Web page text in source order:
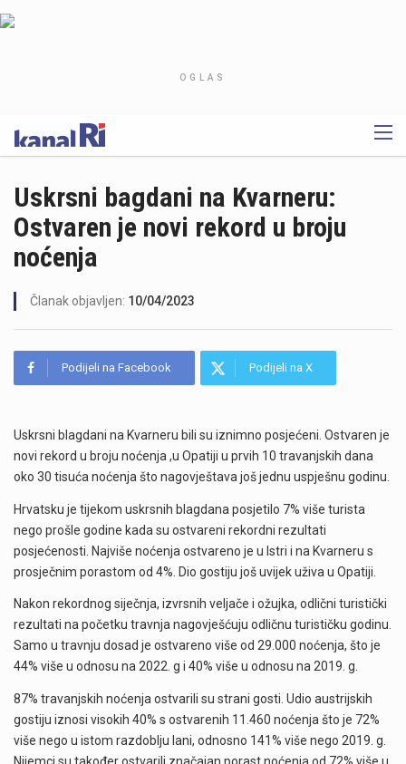
OGLAS
Uskrsni bagdani na Kvarneru:
Ostvaren je novi rekord u broju
noćenja
Članak objavljen: 10/04/2023
Podijeli na Facebook Podijeli na X
Uskrsni blagdani na Kvarneru bili su iznimno posjećeni. Ostvaren je
novi rekord u broju noćenja ,u Opatiji u prvih 10 travanjskih dana
oko 30 tisuća noćenja što nagovještava još jednu uspješnu godinu.
Hrvatsku je tijekom uskrsnih blagdana posjetilo 7% više turista
nego prošle godine kada su ostvareni rekordni rezultati
posjećenosti. Najviše noćenja ostvareno je u Istri i na Kvarneru s
prosječnim porastom od 4%. Dio gostiju još uvijek uživa u Opatiji.
Nakon rekordnog siječnja, izvrsnih veljače i ožujka, odlični turistički
rezultati na početku travnja nagovješćuju odličnu turističku godinu.
Samo u travnju dosad je ostvareno više od 29.000 noćenja, što je
44% više u odnosu na 2022. g i 40% više u odnosu na 2019. g.
87% travanjskih noćenja ostvarili su strani gosti. Udio austrijskih
gostiju iznosi visokih 40% s ostvarenih 11.460 noćenja što je 72%
više nego u istom razdoblju lani, odnosno 141% više nego 2019. g.